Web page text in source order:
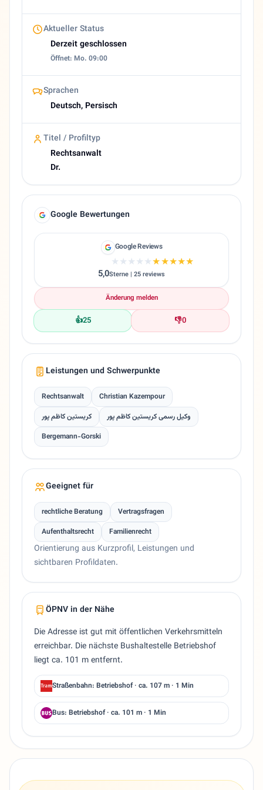
Aktueller Status
Derzeit geschlossen
Öffnet: Mo. 09:00
Sprachen
Deutsch, Persisch
Titel / Profiltyp
Rechtsanwalt
Dr.
Google Bewertungen
Google Reviews
★★★★★★★★★★
5,0Sterne | 25 reviews
Änderung melden
👍25 👎0
Leistungen und Schwerpunkte
Rechtsanwalt
Christian Kazempour
کریستین کاظم پور
وکیل رسمی کریستین کاظم پور
Bergemann-Gorski
Geeignet für
rechtliche Beratung
Vertragsfragen
Aufenthaltsrecht
Familienrecht
Orientierung aus Kurzprofil, Leistungen und
sichtbaren Profildaten.
ÖPNV in der Nähe
Die Adresse ist gut mit öffentlichen Verkehrsmitteln
erreichbar. Die nächste Bushaltestelle Betriebshof
liegt ca. 101 m entfernt.
Straßenbahn: Betriebshof · ca. 107 m · 1 Min
Bus: Betriebshof · ca. 101 m · 1 Min